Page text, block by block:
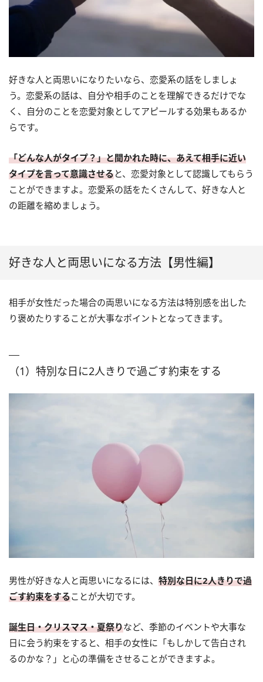
好きな人と両思いになりたいなら、恋愛系の話をしましょ
う。恋愛系の話は、自分や相手のことを理解できるだけでな
く、自分のことを恋愛対象としてアピールする効果もあるか
らです。
「どんな人がタイプ？」と聞かれた時に、あえて相手に近い
タイプを言って意識させると、恋愛対象として認識してもらう
ことができますよ。恋愛系の話をたくさんして、好きな人と
の距離を縮めましょう。
好きな人と両思いになる方法【男性編】
相手が女性だった場合の両思いになる方法は特別感を出した
り褒めたりすることが大事なポイントとなってきます。
（1）特別な日に2人きりで過ごす約束をする
男性が好きな人と両思いになるには、 特別な日に2人きりで過
ごす約束をすることが大切です。
誕生日・クリスマス・夏祭りなど、季節のイベントや大事な
日に会う約束をすると、相手の女性に「もしかして告白され
るのかな？」と心の準備をさせることができますよ。